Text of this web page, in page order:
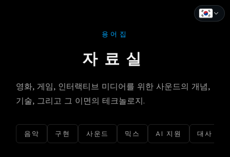
용어집
자료실
영화, 게임, 인터랙티브 미디어를 위한 사운드의 개념,
기술, 그리고 그 이면의 테크놀로지.
음악 구현 사운드 믹스 AI 지원 대사
Français
Deutsch
Italiano